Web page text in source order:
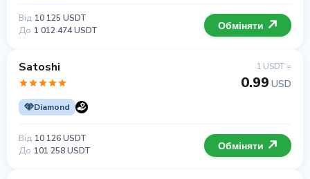
Від 10 125 USDT
До 1 012 474 USDT Обміняти
Satoshi
Diamond
1 USDT =
0.99 USD
Від 10 126 USDT
До 101 258 USDT Обміняти